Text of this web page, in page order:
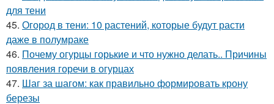
для тени
45. Огород в тени: 10 растений, которые будут расти
даже в полумраке
46. Почему огурцы горькие и что нужно делать.. Причины
появления горечи в огурцах
47. Шаг за шагом: как правильно формировать крону
березы